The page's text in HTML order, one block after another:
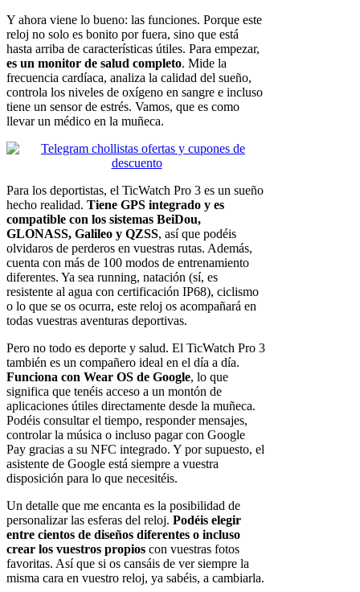
Y ahora viene lo bueno: las funciones. Porque este
reloj no solo es bonito por fuera, sino que está
hasta arriba de características útiles. Para empezar,
es un monitor de salud completo. Mide la
frecuencia cardíaca, analiza la calidad del sueño,
controla los niveles de oxígeno en sangre e incluso
tiene un sensor de estrés. Vamos, que es como
llevar un médico en la muñeca.
Para los deportistas, el TicWatch Pro 3 es un sueño
hecho realidad. Tiene GPS integrado y es
compatible con los sistemas BeiDou,
GLONASS, Galileo y QZSS, así que podéis
olvidaros de perderos en vuestras rutas. Además,
cuenta con más de 100 modos de entrenamiento
diferentes. Ya sea running, natación (sí, es
resistente al agua con certificación IP68), ciclismo
o lo que se os ocurra, este reloj os acompañará en
todas vuestras aventuras deportivas.
Pero no todo es deporte y salud. El TicWatch Pro 3
también es un compañero ideal en el día a día.
Funciona con Wear OS de Google, lo que
significa que tenéis acceso a un montón de
aplicaciones útiles directamente desde la muñeca.
Podéis consultar el tiempo, responder mensajes,
controlar la música o incluso pagar con Google
Pay gracias a su NFC integrado. Y por supuesto, el
asistente de Google está siempre a vuestra
disposición para lo que necesitéis.
Un detalle que me encanta es la posibilidad de
personalizar las esferas del reloj. Podéis elegir
entre cientos de diseños diferentes o incluso
crear los vuestros propios con vuestras fotos
favoritas. Así que si os cansáis de ver siempre la
misma cara en vuestro reloj, ya sabéis, a cambiarla.